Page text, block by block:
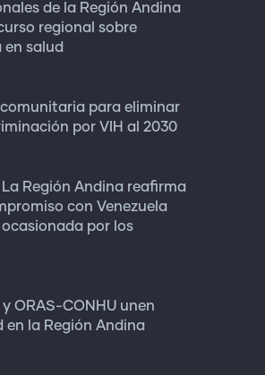
de la Región Andina
regional sobre
salud
para eliminar
por VIH al 2030
Región Andina reafirma
con Venezuela
por los
ORAS-CONHU unen
en la Región Andina